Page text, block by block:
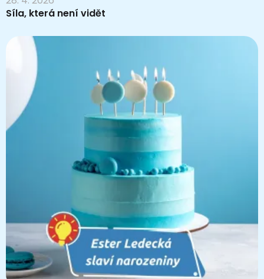
Síla, která není vidět